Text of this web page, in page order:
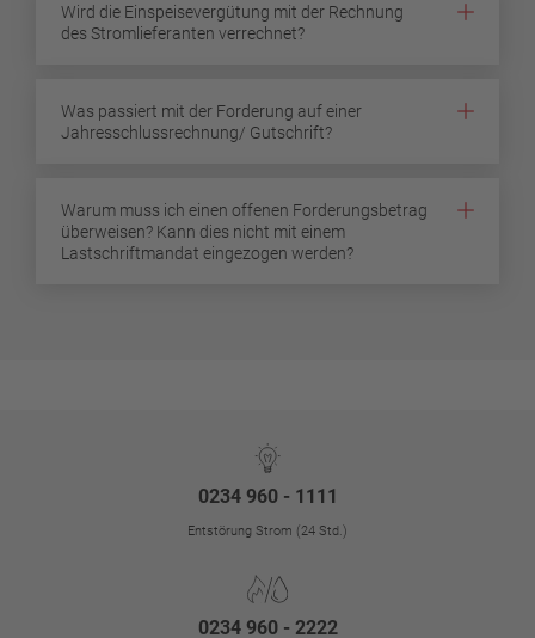
Wird die Einspeisevergütung mit der Rechnung
des Stromlieferanten verrechnet?
Was passiert mit der Forderung auf einer
Jahresschlussrechnung/ Gutschrift?
Warum muss ich einen offenen Forderungsbetrag
überweisen? Kann dies nicht mit einem
Lastschriftmandat eingezogen werden?
0234 960 - 1111
Entstörung Strom (24 Std.)
0234 960 - 2222